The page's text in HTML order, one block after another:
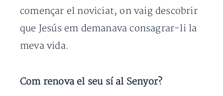
començar el noviciat, on vaig descobrir
que Jesús em demanava consagrar-li la
meva vida.
Com renova el seu sí al Senyor?